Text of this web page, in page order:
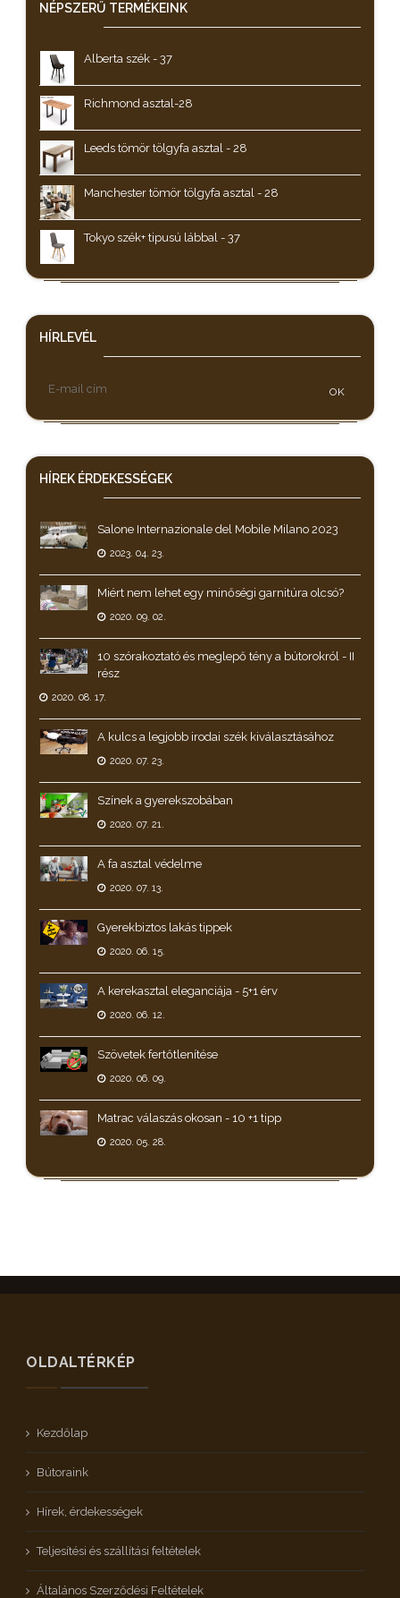
NÉPSZERŰ TERMÉKEINK
Alberta szék - 37
Richmond asztal-28
Leeds tömör tölgyfa asztal - 28
Manchester tömör tölgyfa asztal - 28
Tokyo szék+ tipusú lábbal - 37
HÍRLEVÉL
OK
HÍREK ÉRDEKESSÉGEK
Salone Internazionale del Mobile Milano 2023
2023. 04. 23.
Miért nem lehet egy minőségi garnitúra olcsó?
2020. 09. 02.
10 szórakoztató és meglepő tény a bútorokról - II
rész
2020. 08. 17.
A kulcs a legjobb irodai szék kiválasztásához
2020. 07. 23.
Színek a gyerekszobában
2020. 07. 21.
A fa asztal védelme
2020. 07. 13.
Gyerekbiztos lakás tippek
2020. 06. 15.
A kerekasztal eleganciája - 5+1 érv
2020. 06. 12.
Szövetek fertőtlenítése
2020. 06. 09.
Matrac válaszás okosan - 10 +1 tipp
2020. 05. 28.
OLDALTÉRKÉP
Kezdőlap
Bútoraink
Hírek, érdekességek
Teljesítési és szállítási feltételek
Általános Szerződési Feltételek